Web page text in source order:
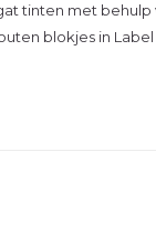
tinten met
blokjes in